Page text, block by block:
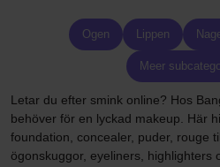
Ogen Lippen
Meer
Letar du efter smink online? Hos
behöver för en lyckad makeup. Här
foundation, concealer, puder, rouge
ögonskuggor, eyeliners, highlighters